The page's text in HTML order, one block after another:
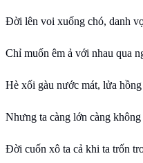
Đời lên voi xuống chó, danh
Chỉ muốn êm ả với nhau qua
Hè xối gàu nước mát, lửa
Nhưng ta càng lớn càng
Đời cuốn xô ta cả khi ta trốn